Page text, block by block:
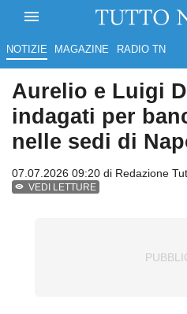
NOTIZIE MAGAZINE RADIO TN
Aurelio e Luigi
indagati per
nelle sedi di
07.07.2026 09:20 di Redazione
VEDI LETTURE